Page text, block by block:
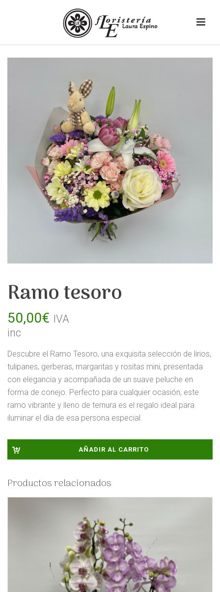
Ramo tesoro
50,00€ IVA
inc
Descubre el Ramo Tesoro, una exquisita selección de lirios,
tulipanes, gerberas, margaritas y rositas mini, presentada
con elegancia y acompañada de un suave peluche en
forma de conejo. Perfecto para cualquier ocasión, este
ramo vibrante y lleno de ternura es el regalo ideal para
iluminar el día de esa persona especial.
AÑADIR AL CARRITO
Productos relacionados